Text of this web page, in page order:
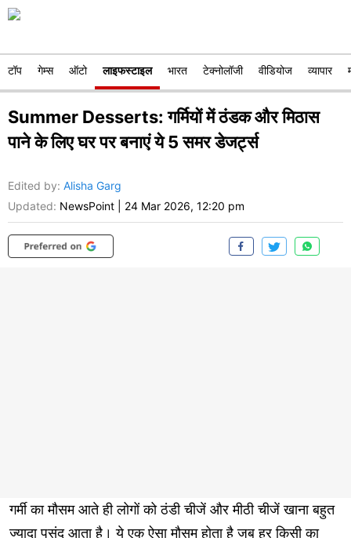
टॉप गेम्स ऑटो लाइफस्टाइल भारत टेक्नोलॉजी वीडियोज व्यापार
Summer Desserts: गर्मियों में ठंडक और मिठास
पाने के लिए घर पर बनाएं ये 5 समर डेजर्ट्स
Edited by: Alisha Garg
Updated: NewsPoint 24 Mar 2026, 12:20 pm
गर्मी का मौसम आते ही लोगों को ठंडी चीजें और मीठी चीजें खाना बहुत
ज्यादा पसंद आता है। ये एक ऐसा मौसम होता है जब हर किसी का